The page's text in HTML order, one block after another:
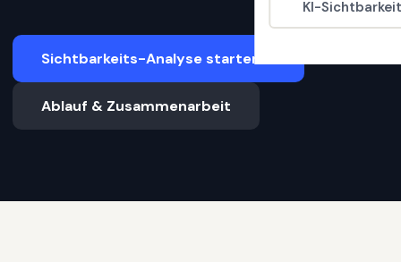
KI-
Sichtbarkeits-Analyse starten
Ablauf & Zusammenarbeit